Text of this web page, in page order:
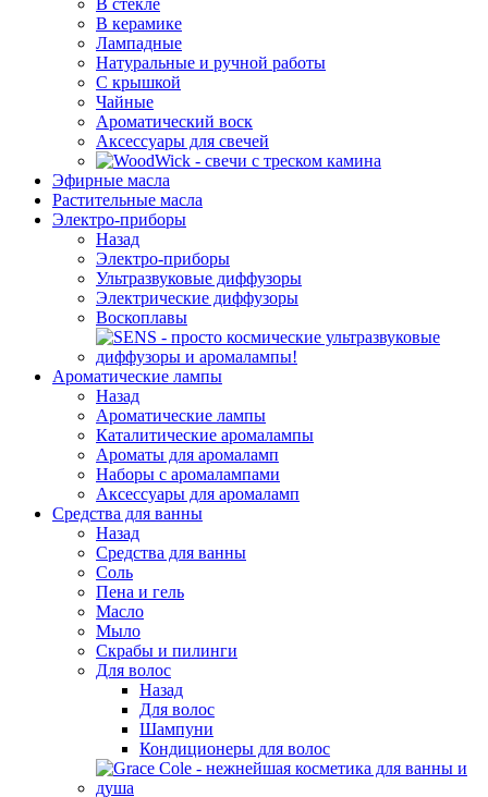
В стекле
В керамике
Лампадные
Натуральные и ручной работы
С крышкой
Чайные
Ароматический воск
Аксессуары для свечей
Эфирные масла
Растительные масла
Электро-приборы
Назад
Электро-приборы
Ультразвуковые диффузоры
Электрические диффузоры
Воскоплавы
Ароматические лампы
Назад
Ароматические лампы
Каталитические аромалампы
Ароматы для аромаламп
Наборы с аромалампами
Аксессуары для аромаламп
Средства для ванны
Назад
Средства для ванны
Соль
Пена и гель
Масло
Мыло
Скрабы и пилинги
Для волос
Назад
Для волос
Шампуни
Кондиционеры для волос